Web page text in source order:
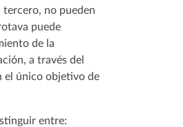
tercero, no pueden
puede
de la
a través del
el único objetivo de
entre: